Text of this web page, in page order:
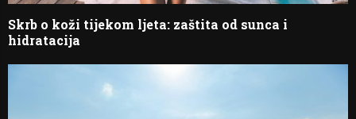
Skrb o koži tijekom ljeta: zaštita od sunca i
hidratacija